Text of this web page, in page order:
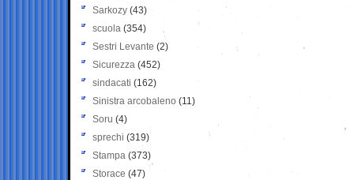
Sarkozy (43)
scuola (354)
Sestri Levante (2)
Sicurezza (452)
sindacati (162)
Sinistra arcobaleno (11)
Soru (4)
sprechi (319)
Stampa (373)
Storace (47)